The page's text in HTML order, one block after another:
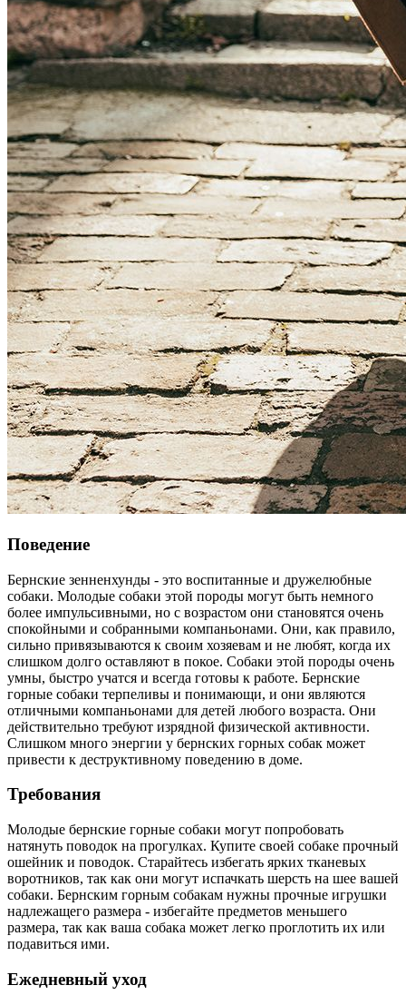
Поведение
Бернские зенненхунды - это воспитанные и дружелюбные
собаки. Молодые собаки этой породы могут быть немного
более импульсивными, но с возрастом они становятся очень
спокойными и собранными компаньонами. Они, как правило,
сильно привязываются к своим хозяевам и не любят, когда их
слишком долго оставляют в покое. Собаки этой породы очень
умны, быстро учатся и всегда готовы к работе. Бернские
горные собаки терпеливы и понимающи, и они являются
отличными компаньонами для детей любого возраста. Они
действительно требуют изрядной физической активности.
Слишком много энергии у бернских горных собак может
привести к деструктивному поведению в доме.
Требования
Молодые бернские горные собаки могут попробовать
натянуть поводок на прогулках. Купите своей собаке прочный
ошейник и поводок. Старайтесь избегать ярких тканевых
воротников, так как они могут испачкать шерсть на шее вашей
собаки. Бернским горным собакам нужны прочные игрушки
надлежащего размера - избегайте предметов меньшего
размера, так как ваша собака может легко проглотить их или
подавиться ими.
Ежедневный уход